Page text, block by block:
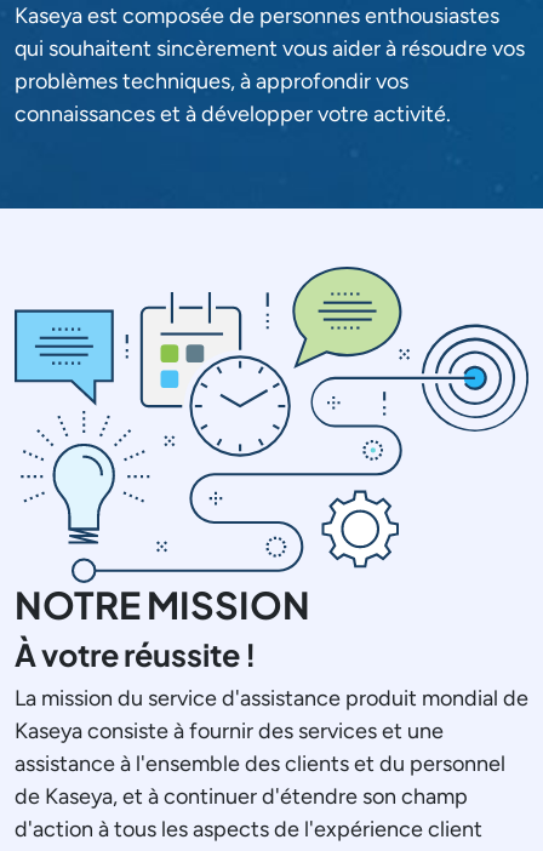
Kaseya est composée de personnes enthousiastes
qui souhaitent sincèrement vous aider à résoudre vos
problèmes techniques, à approfondir vos
connaissances et à développer votre activité.
NOTRE MISSION
À votre réussite !
La mission du service d'assistance produit mondial de
Kaseya consiste à fournir des services et une
assistance à l'ensemble des clients et du personnel
de Kaseya, et à continuer d'étendre son champ
d'action à tous les aspects de l'expérience client